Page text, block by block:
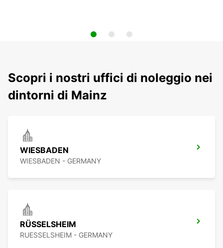
Scopri i nostri uffici di noleggio nei
dintorni di Mainz
WIESBADEN
WIESBADEN - GERMANY
RÜSSELSHEIM
RUESSELSHEIM - GERMANY